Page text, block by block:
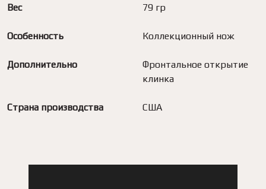
Вес 79 гр
Особенность Коллекционный нож
Дополнительно
Фронтальное открытие
клинка
Страна производства США